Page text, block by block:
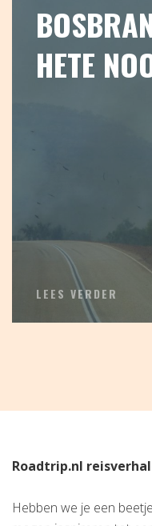
HETE
LEES VERDER
Roadtrip.nl
Hebben we je een